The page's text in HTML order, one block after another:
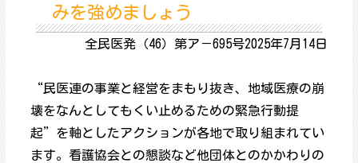
みを強めましょう
全民医発（46）第ア－695号2025年7月14日
“民医連の事業と経営をまもり抜き、地域医療の崩
壊をなんとしてもくい止めるための緊急行動提
起”を軸としたアクションが各地で取り組まれてい
ます。看護協会との懇談など他団体とのかかわりの